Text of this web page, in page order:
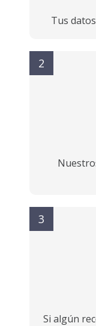
Tus
2
3
Si algún